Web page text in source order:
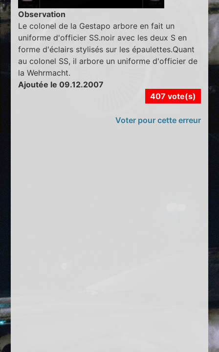
Observation
Le colonel de la Gestapo arbore en fait un
uniforme d'officier SS.noir avec les deux S en
forme d'éclairs stylisés sur les épaulettes.Quant
au colonel SS, il arbore un uniforme d'officier de
la Wehrmacht.
Ajoutée le 09.12.2007
407 vote(s)
Voter pour cette erreur